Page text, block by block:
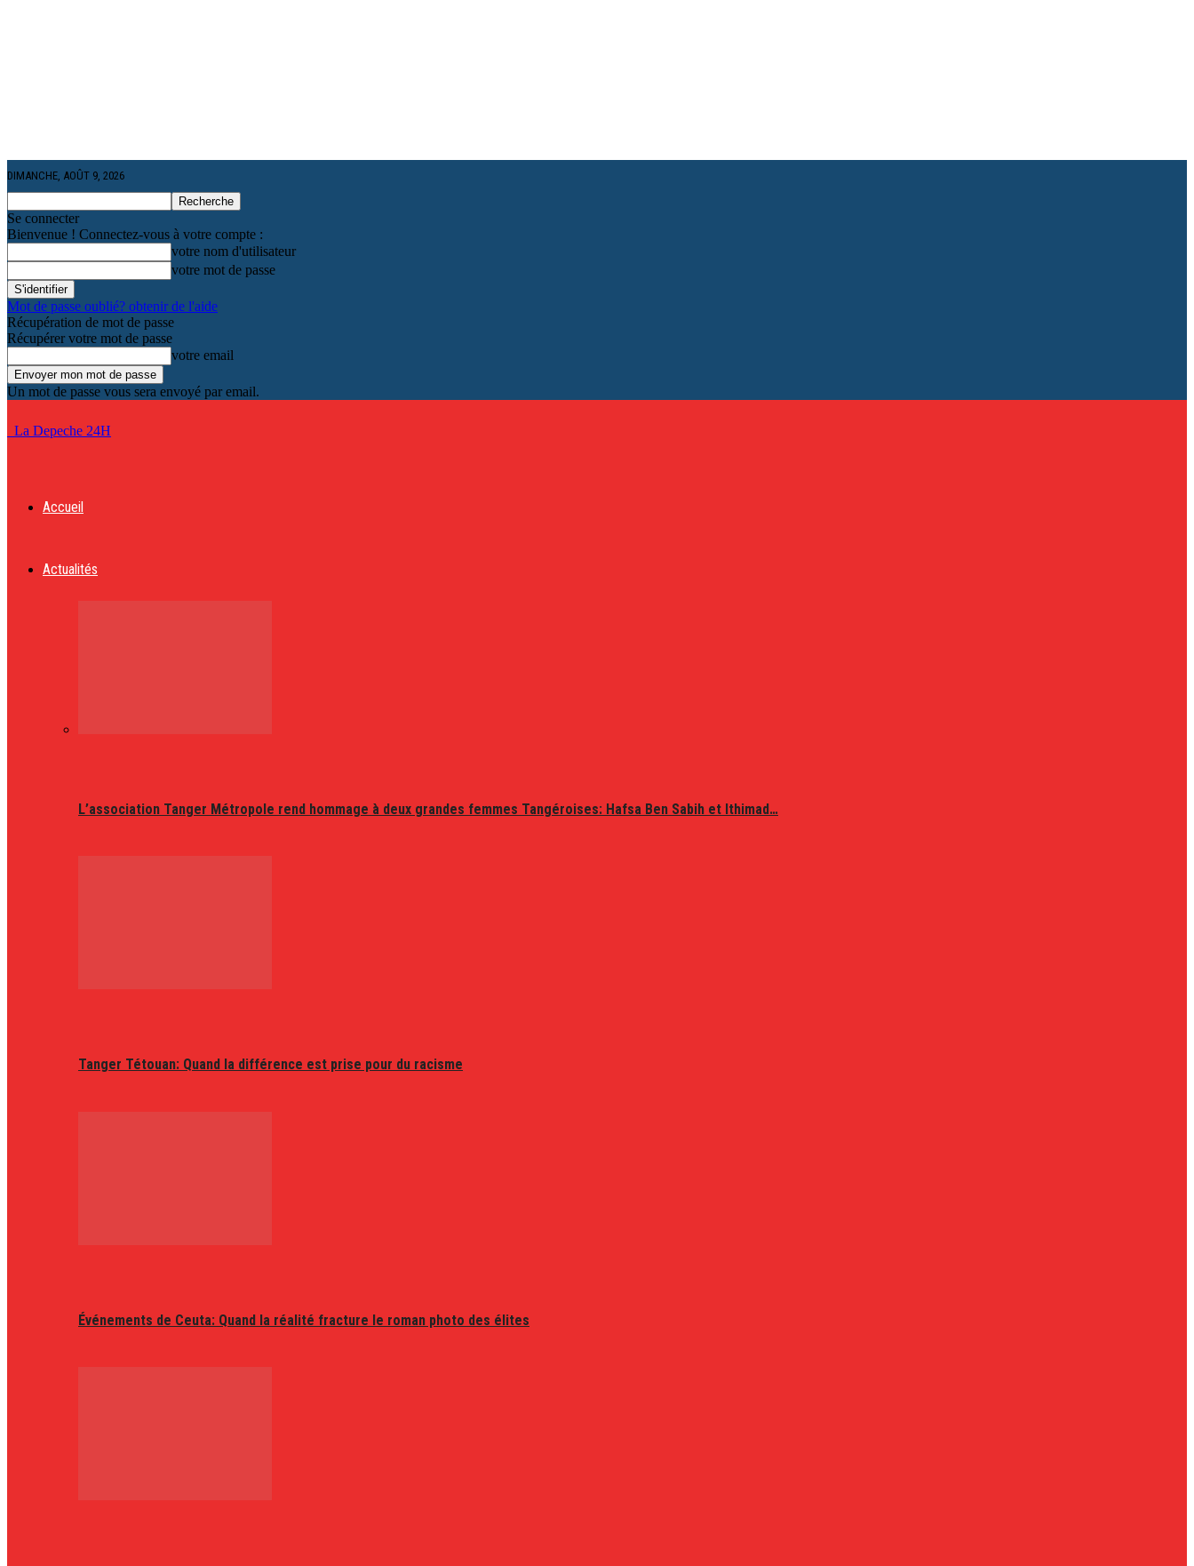
DIMANCHE, AOÛT 9, 2026
Se connecter
Bienvenue ! Connectez-vous à votre compte :
votre nom d'utilisateur
votre mot de passe
Mot de passe oublié? obtenir de l'aide
Récupération de mot de passe
Récupérer votre mot de passe
votre email
Un mot de passe vous sera envoyé par email.
La Depeche 24H
Accueil
Actualités
L’association Tanger Métropole rend hommage à deux grandes femmes Tangéroises: Hafsa Ben Sabih et Ithimad…
Tanger Tétouan: Quand la différence est prise pour du racisme
Événements de Ceuta: Quand la réalité fracture le roman photo des élites